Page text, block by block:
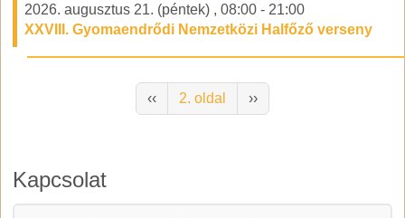
2026. augusztus 21. (péntek) , 08:00 - 21:00
XXVIII. Gyomaendrődi Nemzetközi Halfőző verseny
Előző oldal
‹‹ 2. oldal Következő oldal
››
Kapcsolat